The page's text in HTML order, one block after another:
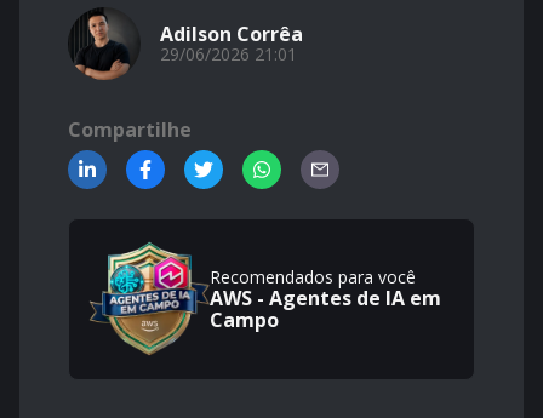
Adilson Corrêa
29/06/2026 21:01
Compartilhe
Recomendados para você
AWS - Agentes de IA em
Campo